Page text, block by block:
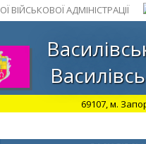
ВІЙСЬКОВОЇ АДМІНІСТРАЦІЇ
69107, м.